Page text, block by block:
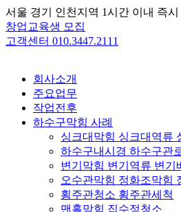
Skip
to
content
서울 경기 인천지역 1시간 이내 즉시
창업교육생 모집
고객센터 010.3447.2111
회사소개
주요업무
작업전후
하수구막힘 사례
싱크대막힘 싱크대역류
하수구내시경 하수구관
변기막힘 변기역류 변기
오수관막힘 정화조막힘
횡주관청소 횡주관세척
맨홀막힘 집수정청소